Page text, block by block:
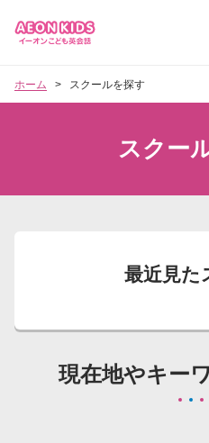
ホーム スクールを探す
スクー
最近見た
現在地やキー